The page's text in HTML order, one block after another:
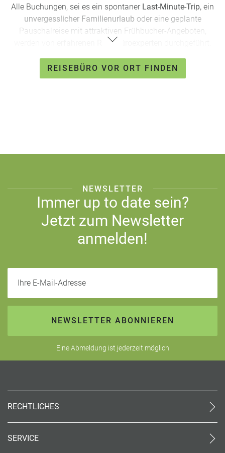
Alle Buchungen, sei es ein spontaner Last-Minute-Trip, ein
unvergesslicher Familienurlaub oder eine geplante
Pauschalreise mit attraktiven Frühbucher-Angeboten
erfahrenen Reisebüroexperten
Von der Buchung bis zum Ende Ihrer Reise stehen Ihnen
kompetenten Expertenzur Verfügung. Vergessen Sie
REISEBÜRO VOR ORT FINDEN
NEWSLETTER
Immer up to date sein?
Jetzt zum Newsletter
anmelden!
NEWSLETTER ABONNIEREN
Eine Abmeldung ist jederzeit möglich
RECHTLICHES
Impressum
SERVICE